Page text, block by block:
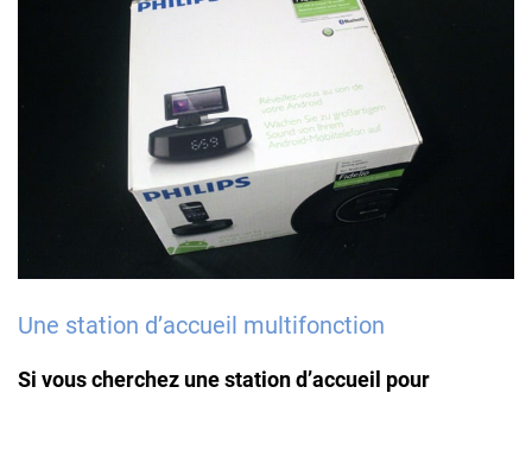
Une station d’accueil multifonction
Si vous cherchez une station d’accueil pour